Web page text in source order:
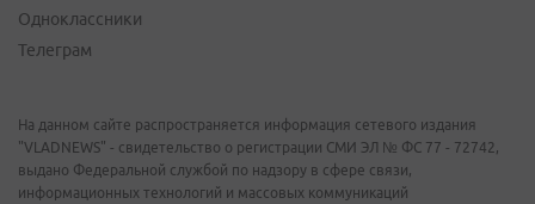
Одноклассники
Телеграм
На данном сайте распространяется информация сетевого издания
"VLADNEWS" - свидетельство о регистрации СМИ ЭЛ № ФС 77 - 72742,
выдано Федеральной службой по надзору в сфере связи,
информационных технологий и массовых коммуникаций